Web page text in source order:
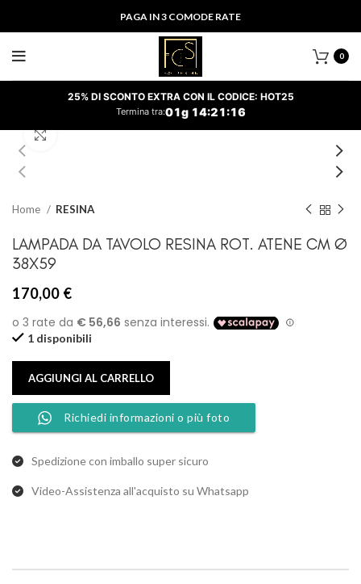
PAGA IN 3 COMODE RATE
0
25% DI SCONTO EXTRA CON IL CODICE: HOT25
Termina tra:01g 14:21:16
Home RESINA
LAMPADA DA TAVOLO RESINA ROT. ATENE CM Ø
38X59
170,00 €
1 disponibili
AGGIUNGI AL CARRELLO
Richiedi informazioni o più foto
Spedizione con imballo super sicuro
Video-Assistenza all'acquisto su Whatsapp